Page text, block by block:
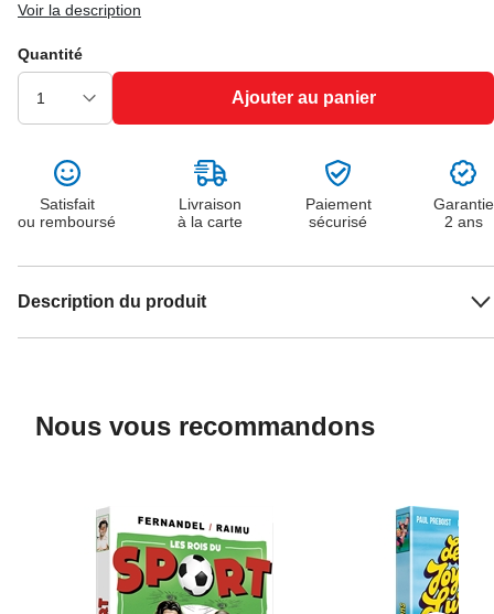
Voir la description
Quantité
Ajouter au panier
Satisfait
ou remboursé
Livraison
à la carte
Paiement
sécurisé
Garantie
2 ans
Description du produit
Nous vous recommandons